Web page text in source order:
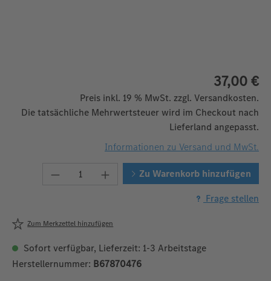
37,00 €
Preis inkl. 19 % MwSt. zzgl. Versandkosten.
Die tatsächliche Mehrwertsteuer wird im Checkout nach
Lieferland angepasst.
Informationen zu Versand und MwSt.
Produkt Anzahl: Gib denZu Warenkorb hinzufügen
Frage stellen
Zum Merkzettel hinzufügen
Sofort verfügbar, Lieferzeit: 1-3 Arbeitstage
Herstellernummer: B67870476